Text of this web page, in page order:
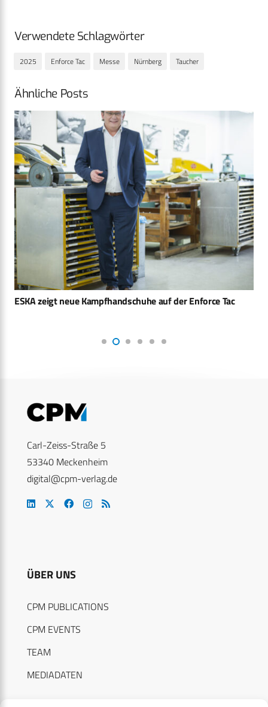
Verwendete Schlagwörter
2025 Enforce Tac Messe Nürnberg Taucher
Ähnliche Posts
ESKA zeigt neue Kampfhandschuhe auf der Enforce Tac
Carl-Zeiss-Straße 5
53340 Meckenheim
digital@cpm-verlag.de
ÜBER UNS
CPM PUBLICATIONS
CPM EVENTS
TEAM
MEDIADATEN